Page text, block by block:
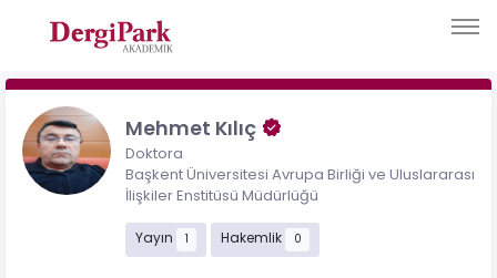
Mehmet Kılıç
Doktora
Başkent Üniversitesi Avrupa Birliği ve Uluslararası
İlişkiler Enstitüsü Müdürlüğü
Yayın 1 Hakemlik 0